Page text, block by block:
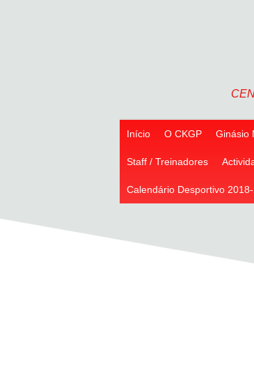
Início O CKGP Ginásio
Staff / Treinadores
Calendário Desportivo